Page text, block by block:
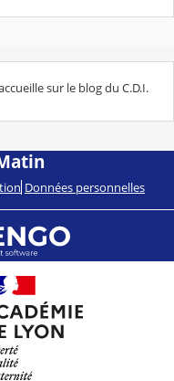
sur le blog du C.D.I.
Données personnelles